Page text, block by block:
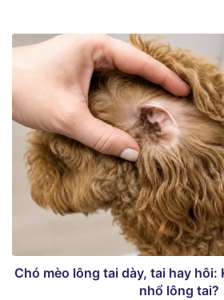
Chó mèo lông tai dày, tai hay hôi:
nhổ lông tai?